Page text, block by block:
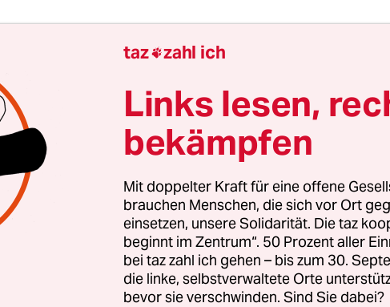
Sandro taxiert das Seil, nimmt zwei Schritte
dann mehrere Flickflacks im Rhythmus des Seils,
geschlagen wird. Er springt sie so leicht und
etwas anderes machen. Der 18-Jährige ist seit zehn
Cabuwazi dabei, keiner springt so viele
ein Schulprojekt ist er damals zu Cabuwazi
mit Menschen ein Programm zu
„Auch das Schauspielern finde ich toll: Ich kann
merken.“ Um beim Kinderzirkus
zweimal pro Woche aus Teltow, wo er mit seinem
ist, eineinhalb Stunden nach Marzahn. Er wollte
taz zahl ich
Links lesen,
bekämpfen
Mit doppelter Kraft für eine offene
brauchen Menschen, die sich vor Ort
einsetzen, unsere Solidarität. Die taz
beginnt im Zentrum“. 50 Prozent aller
bei taz zahl ich gehen – bis zum 30.
die linke, selbstverwaltete Orte
bevor sie verschwinden. Sind Sie dabei?